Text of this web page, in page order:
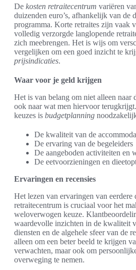
De kosten retraitecentrum variëren
duizenden euro’s, afhankelijk van de
programma. Korte retraites zijn vaak
volledig verzorgde langlopende
zich meebrengen. Het is wijs om
vergelijken om een goed inzicht te
prijsindicaties.
Waar voor je geld krijgen
Het is van belang om niet alleen naar
ook naar wat men hiervoor
keuzes is budgetplanning
De kwaliteit van de
De ervaring van de begeleiders
De aangeboden activiteiten en
De eetvoorzieningen en
Ervaringen en recensies
Het lezen van ervaringen van eerdere
retraitecentrum is cruciaal voor het
weloverwogen keuze.
waardevolle inzichten in de kwaliteit
diensten en de algehele sfeer van de
alleen om een beter beeld te krijgen
verwachten, maar ook om
overweging te nemen.